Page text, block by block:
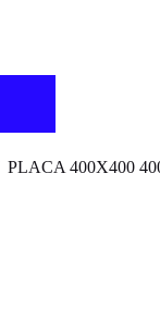
PLACA 400X400